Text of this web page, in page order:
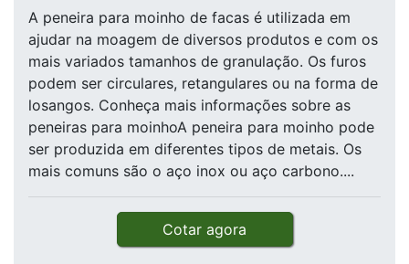
A peneira para moinho de facas é utilizada em
ajudar na moagem de diversos produtos e com os
mais variados tamanhos de granulação. Os furos
podem ser circulares, retangulares ou na forma de
losangos. Conheça mais informações sobre as
peneiras para moinhoA peneira para moinho pode
ser produzida em diferentes tipos de metais. Os
mais comuns são o aço inox ou aço carbono....
Cotar agora